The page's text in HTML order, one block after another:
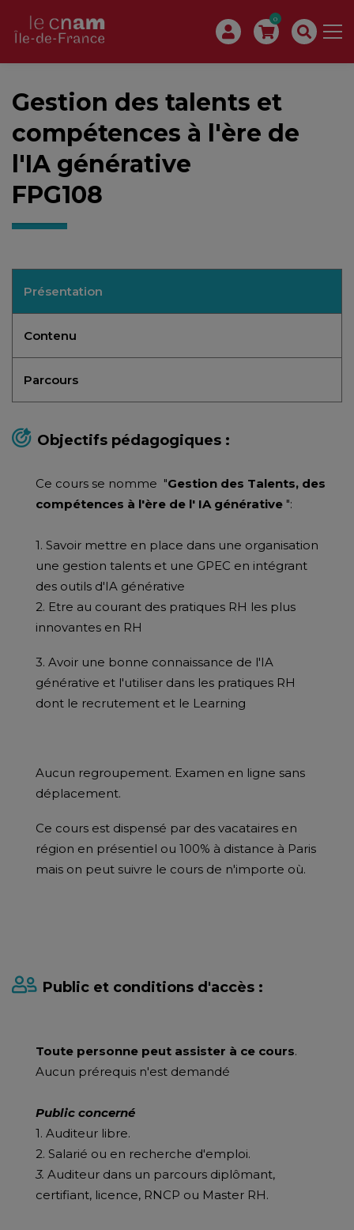
0
Gestion des talents et
compétences à l'ère de
l'IA générative
FPG108
Présentation
Contenu
Parcours
Objectifs pédagogiques :
Ce cours se nomme "Gestion des Talents, des
compétences à l'ère de l' IA générative ":
1. Savoir mettre en place dans une organisation
une gestion talents et une GPEC en intégrant
des outils d'IA générative
2. Etre au courant des pratiques RH les plus
innovantes en RH
3. Avoir une bonne connaissance de l'IA
générative et l'utiliser dans les pratiques RH
dont le recrutement et le Learning
Aucun regroupement. Examen en ligne sans
déplacement.
Ce cours est dispensé par des vacataires en
région en présentiel ou 100% à distance à Paris
mais on peut suivre le cours de n'importe où.
Public et conditions d'accès :
Toute personne peut assister à ce cours.
Aucun prérequis n'est demandé
Public concerné
1. Auditeur libre.
2. Salarié ou en recherche d'emploi.
3. Auditeur dans un parcours diplômant,
certifiant, licence, RNCP ou Master RH.